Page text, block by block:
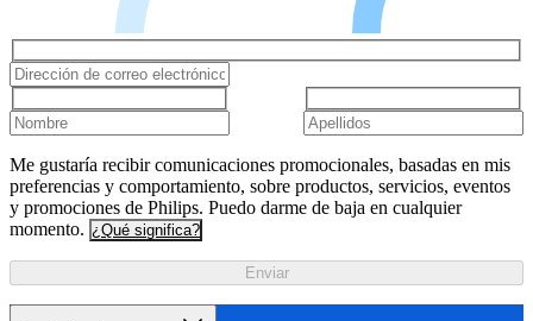
Me gustaría recibir comunicaciones promocionales, basadas en mis
preferencias y comportamiento, sobre productos, servicios, eventos
y promociones de Philips. Puedo darme de baja en cualquier
momento. ¿Qué significa?
Enviar